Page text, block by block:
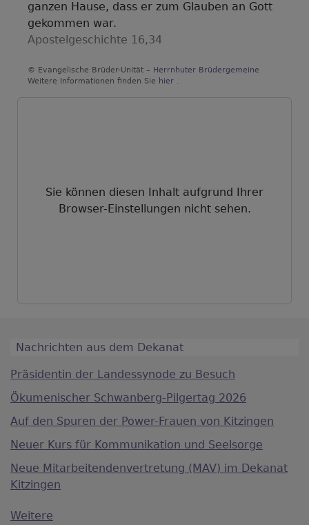
ganzen Hause, dass er zum Glauben an Gott
gekommen war.
Apostelgeschichte 16,34
© Evangelische Brüder-Unität – Herrnhuter Brüdergemeine
Weitere Informationen finden Sie hier .
Sie können diesen Inhalt aufgrund Ihrer
Browser-Einstellungen nicht sehen.
Nachrichten aus dem Dekanat
Präsidentin der Landessynode zu Besuch
Ökumenischer Schwanberg-Pilgertag 2026
Auf den Spuren der Power-Frauen von Kitzingen
Neuer Kurs für Kommunikation und Seelsorge
Neue Mitarbeitendenvertretung (MAV) im Dekanat
Kitzingen
Weitere